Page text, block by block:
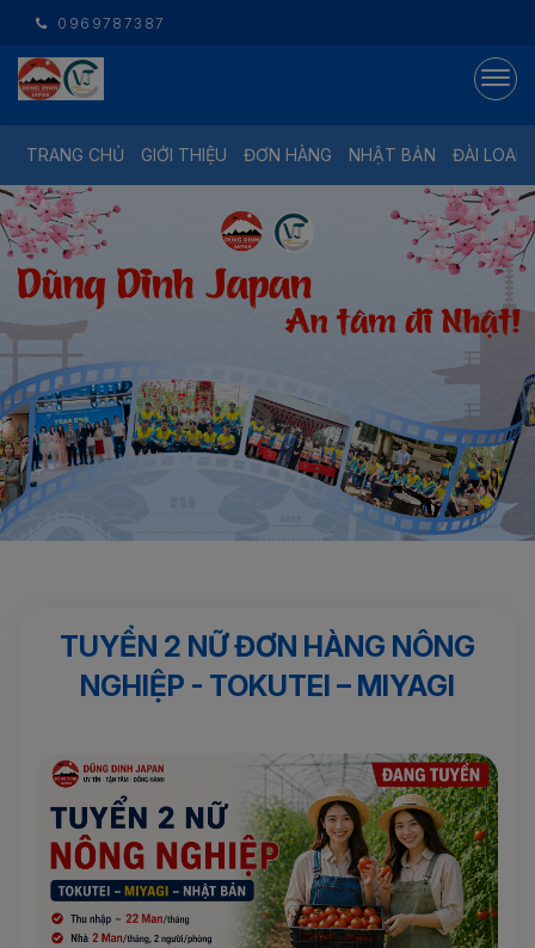
0969787387
TRANG CHỦ GIỚI THIỆU ĐƠN HÀNG NHẬT BẢN ĐÀI LOAN
TUYỂN 2 NỮ ĐƠN HÀNG NÔNG
NGHIỆP - TOKUTEI – MIYAGI